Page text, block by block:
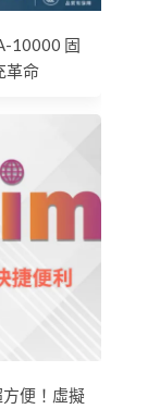
10000 固
革命
便！虛擬